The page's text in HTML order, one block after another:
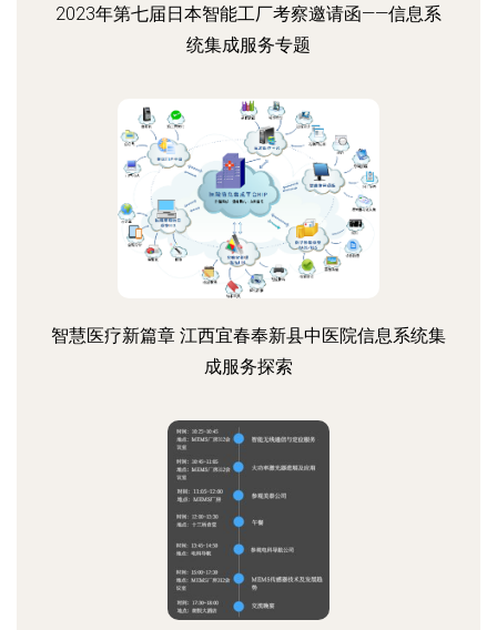
2023年第七届日本智能工厂考察邀请函——信息系
统集成服务专题
智慧医疗新篇章 江西宜春奉新县中医院信息系统集
成服务探索